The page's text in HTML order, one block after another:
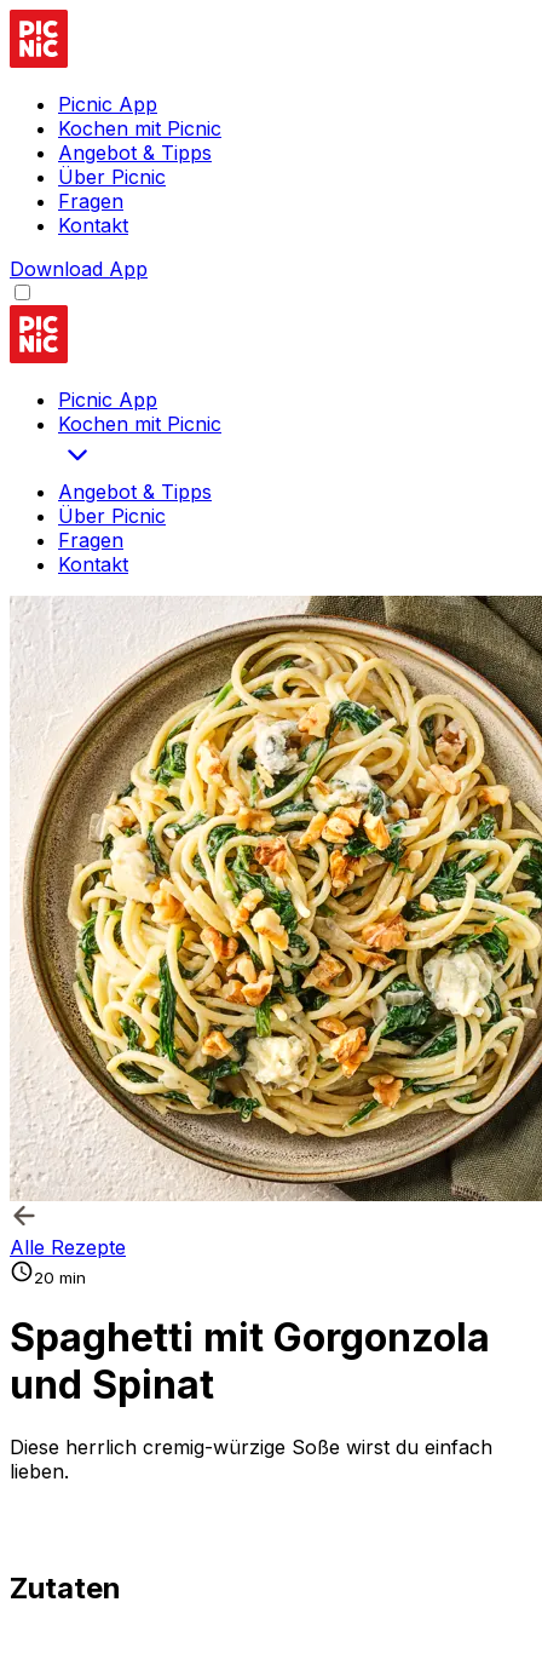
Picnic App
Kochen mit Picnic
Angebot & Tipps
Über Picnic
Fragen
Kontakt
Download App
Picnic App
Kochen mit Picnic
Angebot & Tipps
Über Picnic
Fragen
Kontakt
Alle Rezepte
20 min
Spaghetti mit Gorgonzola
und Spinat
Diese herrlich cremig-würzige Soße wirst du einfach
lieben.
Zutaten